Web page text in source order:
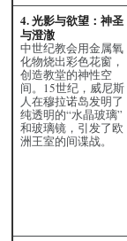
4. 光影与欲望：神圣
与澄澈
中世纪教会用金属氧
化物烧出彩色花窗，
创造教堂的神性空
间。15世纪，威尼斯
人在穆拉诺岛发明了
纯透明的“水晶玻璃”
和玻璃镜，引发了欧
洲王室的间谍战。